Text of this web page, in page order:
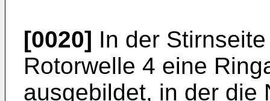
[0020] In der
Rotorwelle 4 eine
ausgebildet, in der die